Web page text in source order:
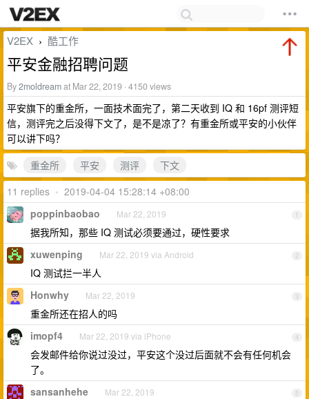
V2EX › 酷工作
平安金融招聘问题
By2moldreamat Mar 22, 2019 · 4150 views
平安旗下的重金所，一面技术面完了，第二天收到 IQ 和 16pf 测评短
信，测评完之后没得下文了，是不是凉了？有重金所或平安的小伙伴
可以讲下吗？
重金所
平安 测评
下文
11 replies • 2019-04-04 15:28:14 +08:00
1
poppinbaobao Mar 22, 2019
据我所知，那些 IQ 测试必须要通过，硬性要求
2
xuwenping Mar 22, 2019 via Android
IQ 测试拦一半人
3
Honwhy Mar 22, 2019
重金所还在招人的吗
4
imopf4 Mar 22, 2019 via iPhone
会发邮件给你说过没过，平安这个没过后面就不会有任何机会
了。
5
sansanhehe Mar 22, 2019